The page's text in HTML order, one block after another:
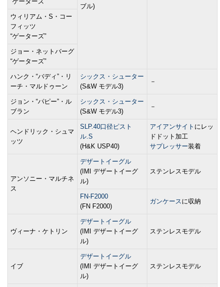
ブル)
ウィリアム・S・コー
フィッツ
“ゲーターズ”
ジョー・ネットバーグ
“ゲーターズ”
ハンク・“バディ”・リ
ーチ・マルドゥーン
シックス・シューター
(S&W モデル3)
－
ジョン・“パピー”・ル
ブラン
シックス・シューター
(S&W モデル3)
－
ヘンドリック・シュマ
ッツ
SLP.40口径ピスト
ル.S
(H&K USP40)
アイアンサイト にレッ
ドドット加工
サプレッサー装着
アンソニー・マルチネ
ス
デザートイーグル
(IMI デザートイーグ
ル)
ステンレスモデル
FN-F2000
(FN F2000)
ガンケースに収納
ヴィーナ・ケトリン
デザートイーグル
(IMI デザートイーグ
ル)
ステンレスモデル
イブ
デザートイーグル
(IMI デザートイーグ
ル)
ステンレスモデル